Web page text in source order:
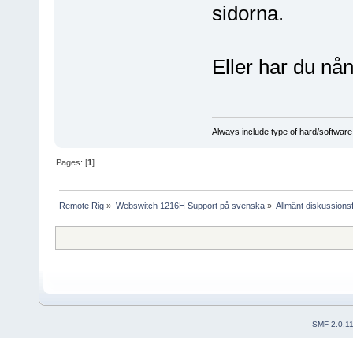
sidorna.
Eller har du
Always include type of hard/
Pages: [1]
Remote Rig » Webswitch 1216H Support på svenska» Allmänt
SMF 2.0.11